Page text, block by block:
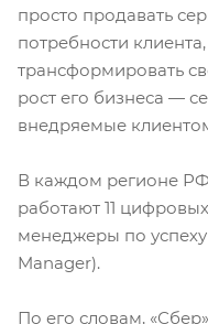
просто продавать
потребности
трансформировать
рост его бизнеса —
внедряемые
В каждом регионе
работают 11
менеджеры по
Manager).
По его словам,